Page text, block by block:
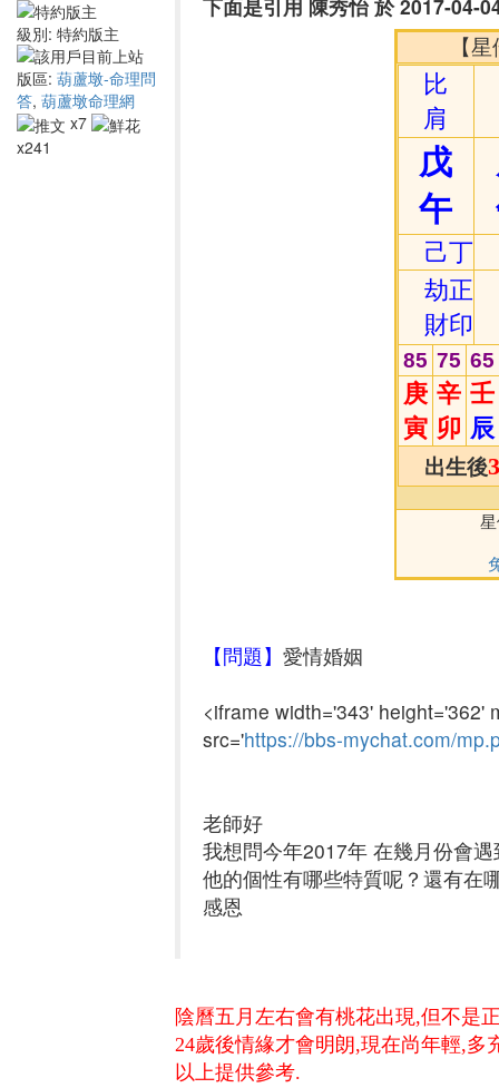
級別: 特約版主
版區: 葫蘆墩-命理問
答, 葫蘆墩命理網
x7
x241
下面是引用 陳秀怡 於 2017-04-
【
比
肩
戊
午
丁
己
正
印
劫
財
65
75
85
壬
辰
辛
卯
庚
寅
出生後
【問題】 愛情婚姻
<iframe width='343' height='362'
src='https://bbs-mychat.com/
老師好
我想問今年2017年 在幾月份會
他的個性有哪些特質呢？還有在
感恩
陰曆五月左右會有桃花出現,但不是
24歲後情緣才會明朗,現在尚年輕,多
以上提供參考.